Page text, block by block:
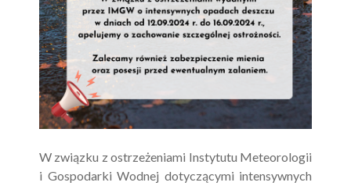
W związku z ostrzeżeniami Instytutu Meteorologii
i Gospodarki Wodnej dotyczącymi intensywnych